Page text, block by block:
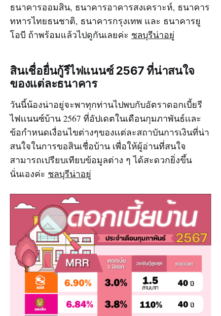
ธนาคารออมสิน, ธนาคารอาคารสงเคราะห์, ธนาคาร
ทหารไทยธนชาติ, ธนาคารกรุงเทพ และ ธนาคารยู
โอบี ถ้าพร้อมแล้วไปดูกันเลยค่ะ ชลบุรีน่าอยู่
สินเชื่อยื่นกู้รีไฟแนนซ์ 2567 ที่น่าสนใจ
ของแต่ละธนาคาร
วันนี้น้องน่าอยู่จะพาทุกท่านไปพบกับอัตราดอกเบี้ยรี
ไฟเเนนซ์บ้าน 2567 ที่อัปเดตในเดือนกุมภาพันธ์เเละ
ข้อกำหนดเงื่อนไขต่างๆของเเต่ละสถาบันการเงินที่น่า
สนใจในการขอสินเชื่อบ้าน เพื่อให้ผู้อ่านที่สนใจ
สามารถเปรียบเทียบข้อมูลต่าง ๆ ได้สะดวกยิ่งขึ้น
นั่นเองค่ะ ชลบุรีน่าอยู่